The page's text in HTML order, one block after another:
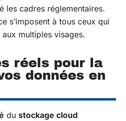
les cadres réglementaires.
s’imposent à tous ceux qui
multiples visages.
réels pour la
données en
du stockage cloud